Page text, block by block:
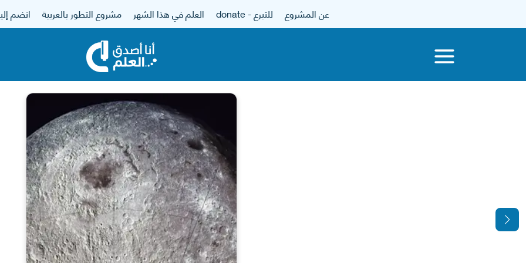
عن المشروع للتبرع - donate العلم في هذا الشهر مشروع التطور بالعربية انضم